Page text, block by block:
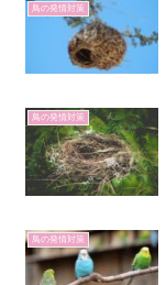
鳥の発情対策
鳥の発情対策
鳥の発情対策